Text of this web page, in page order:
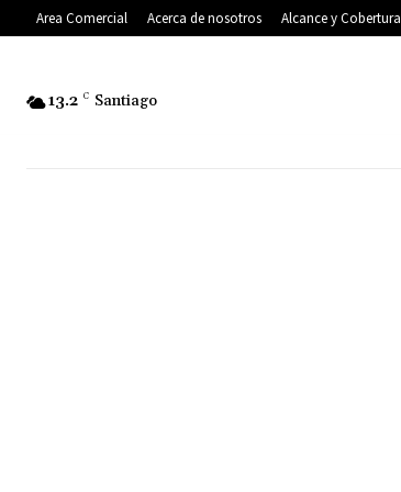
Area Comercial Acerca de nosotros Alcance y Cobertura
13.2 C Santiago